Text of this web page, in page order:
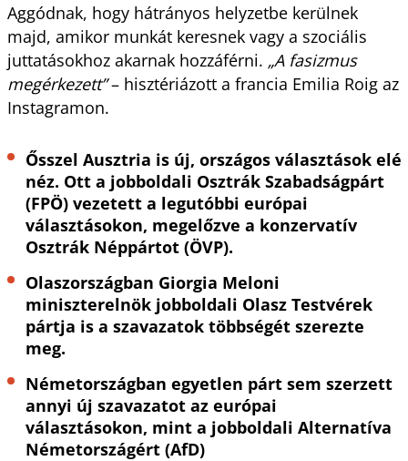
Aggódnak, hogy hátrányos helyzetbe kerülnek
majd, amikor munkát keresnek vagy a szociális
juttatásokhoz akarnak hozzáférni. „A fasizmus
megérkezett”– hisztériázott a francia Emilia Roig az
Instagramon.
Ősszel Ausztria is új, országos választások elé
néz. Ott a jobboldali Osztrák Szabadságpárt
(FPÖ) vezetett a legutóbbi európai
választásokon, megelőzve a konzervatív
Osztrák Néppártot (ÖVP).
Olaszországban Giorgia Meloni
miniszterelnök jobboldali Olasz Testvérek
pártja is a szavazatok többségét szerezte
meg.
Németországban egyetlen párt sem szerzett
annyi új szavazatot az európai
választásokon, mint a jobboldali Alternatíva
Németországért (AfD)